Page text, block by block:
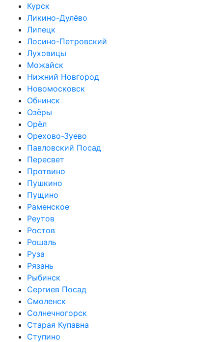
Курск
Ликино-Дулёво
Липецк
Лосино-Петровский
Луховицы
Можайск
Нижний Новгород
Новомосковск
Обнинск
Озёры
Орёл
Орехово-Зуево
Павловский Посад
Пересвет
Протвино
Пушкино
Пущино
Раменское
Реутов
Ростов
Рошаль
Руза
Рязань
Рыбинск
Сергиев Посад
Смоленск
Солнечногорск
Старая Купавна
Ступино